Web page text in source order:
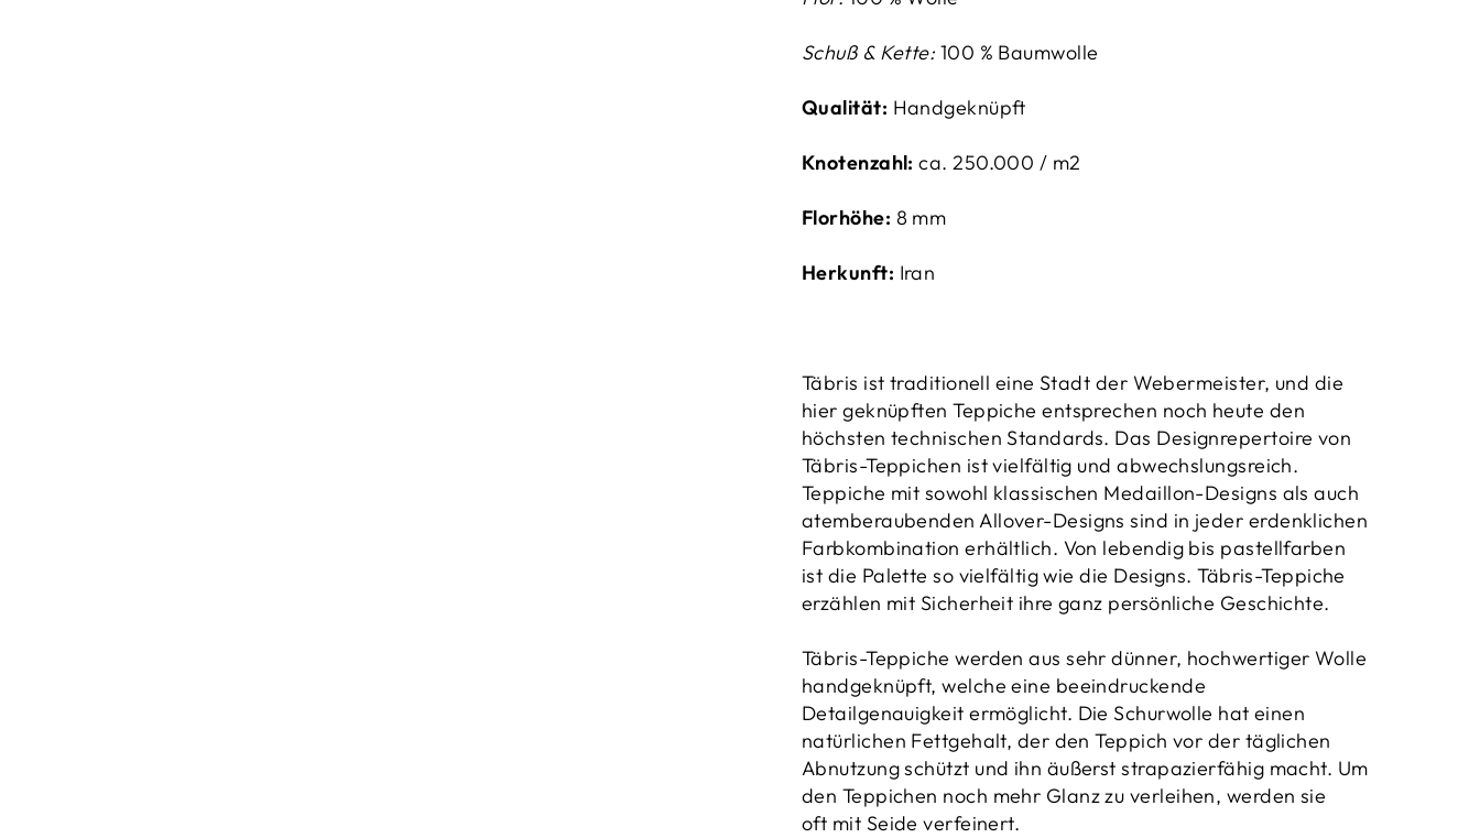
Schuß & Kette: 100 % Baumwolle
Qualität: Handgeknüpft
Knotenzahl: ca. 250.000 / m2
Florhöhe: 8 mm
Herkunft: Iran
‌Täbris ist traditionell eine Stadt der Webermeister, und die
hier geknüpften Teppiche entsprechen noch heute den
höchsten technischen Standards. Das Designrepertoire von
Täbris-Teppichen ist vielfältig und abwechslungsreich.
Teppiche mit sowohl klassischen Medaillon-Designs als auch
atemberaubenden Allover-Designs sind in jeder erdenklichen
Farbkombination erhältlich. Von lebendig bis pastellfarben
ist die Palette so vielfältig wie die Designs. Täbris-Teppiche
erzählen mit Sicherheit ihre ganz persönliche Geschichte.
Täbris-Teppiche werden aus sehr dünner, hochwertiger Wolle
handgeknüpft, welche eine beeindruckende
Detailgenauigkeit ermöglicht. Die Schurwolle hat einen
natürlichen Fettgehalt, der den Teppich vor der täglichen
Abnutzung schützt und ihn äußerst strapazierfähig macht. Um
den Teppichen noch mehr Glanz zu verleihen, werden sie
oft mit Seide verfeinert.